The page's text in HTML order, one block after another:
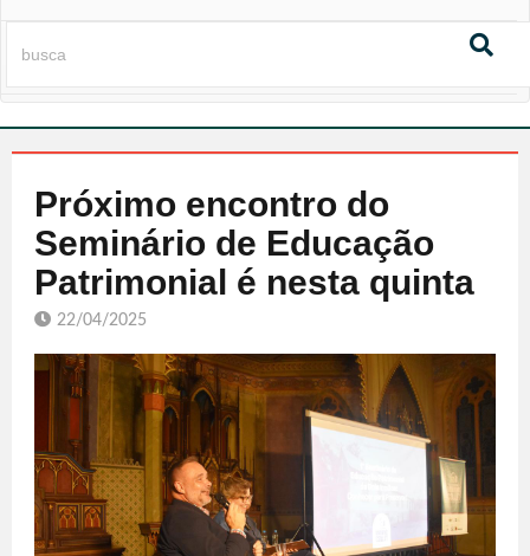
Próximo encontro do
Seminário de Educação
Patrimonial é nesta quinta
22/04/2025